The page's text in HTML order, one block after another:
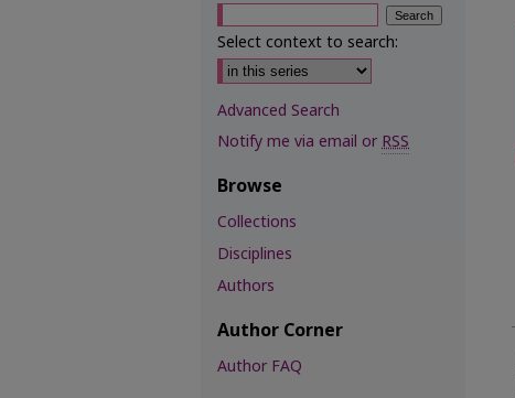
Select context to search:
Advanced Search
Notify me via email orRSS
Browse
Collections
Disciplines
Authors
Author Corner
Author FAQ